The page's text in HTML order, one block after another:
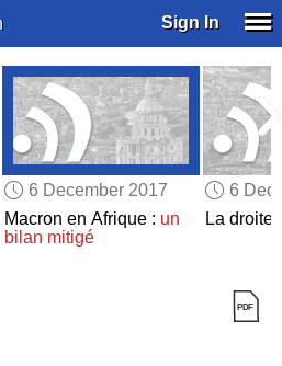
Sign In
6 December 2017
Macron en Afrique : un
bilan mitigé
6
La droite